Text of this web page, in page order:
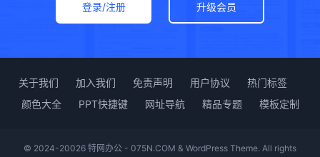
登录/注册 升级会员
关于我们 加入我们 免责声明 用户协议
热门标签
颜色大全
PPT快捷键 网址导航 精品专题 模板定制
© 2024-20026 特网办公 - 075N.COM & WordPress Theme. All rights